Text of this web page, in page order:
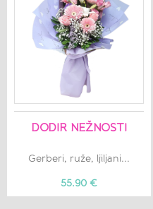
DODIR NEŽNOSTI
Gerberi, ruže, ljiljani...
55.90 €